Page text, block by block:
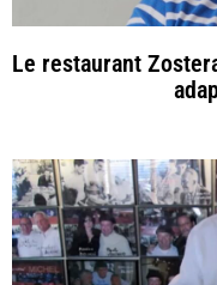
Le restaurant